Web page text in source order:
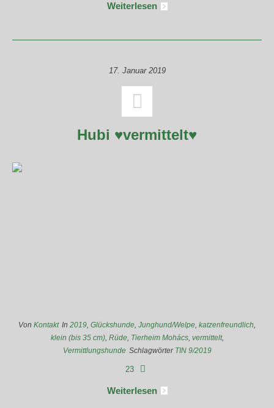
Weiterlesen
17. Januar 2019
Hubi ♥vermittelt♥
Von Kontakt In 2019, Glückshunde, Junghund/Welpe, katzenfreundlich,
klein (bis 35 cm), Rüde, Tierheim Mohács, vermittelt,
Vermittlungshunde Schlagwörter TIN 9/2019
23
Weiterlesen